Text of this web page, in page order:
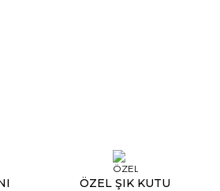
ÖZEL ŞIK KUTU